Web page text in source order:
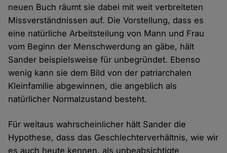
neuen Buch räumt sie dabei mit weit verbreiteten
Missverständnissen auf. Die Vorstellung, dass es
eine natürliche Arbeitsteilung von Mann und Frau
vom Beginn der Menschwerdung an gäbe, hält
Sander beispielsweise für unbegründet. Ebenso
wenig kann sie dem Bild von der patriarchalen
Kleinfamilie abgewinnen, die angeblich als
natürlicher Normalzustand besteht.
Für weitaus wahrscheinlicher hält Sander die
Hypothese, dass das Geschlechterverhältnis, wie wir
es auch heute kennen, als unbeabsichtigte